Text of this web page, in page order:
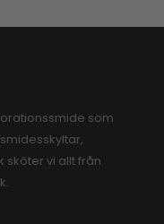
som
sköter vi allt från